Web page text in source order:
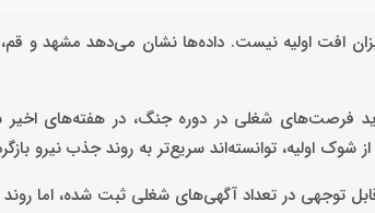
افت اولیه نیست. داده‌ها نشان می‌دهد مشهد و
فرصت‌های شغلی در دوره جنگ، در هفته‌های اخیر
اولیه، توانسته‌اند سریع‌تر به روند جذب نیرو
توجهی در تعداد آگهی‌های شغلی ثبت شده، اما